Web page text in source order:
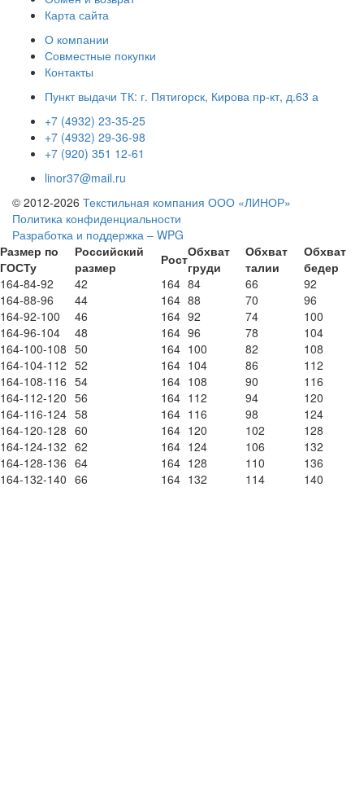
Карта сайта
О компании
Совместные покупки
Контакты
Пункт выдачи ТК: г. Пятигорск, Кирова пр-кт, д.63 а
+7 (4932) 23-35-25
+7 (4932) 29-36-98
+7 (920) 351 12-61
linor37@mail.ru
© 2012-2026 Текстильная компания ООО «ЛИНОР»
Политика конфиденциальности
Разработка и поддержка – WPG
Размер по
ГОСТу
Российский
размер
РостОбхват
груди
Обхват
талии
Обхват
бедер
164-84-92
42 164 84 66
92
164-88-96
44 164 88 70
96
164-92-100
46 164 92 74
100
164-96-104
48 164 96 78
104
164-100-108 50 164 100 82
108
164-104-112 52 164 104 86
112
164-108-116 54 164 108 90
116
164-112-120 56 164 112 94
120
164-116-124 58 164 116 98
124
164-120-128 60 164 120 102
128
164-124-132 62 164 124 106
132
164-128-136 64 164 128 110
136
164-132-140 66 164 132 114 140